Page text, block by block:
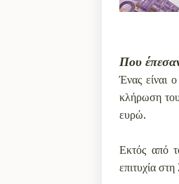
Που
Ένας είναι
κλήρωση
ευρώ.
Εκτός από
επιτυχία